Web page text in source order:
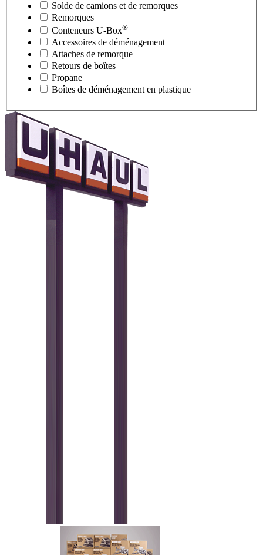
Solde de camions et de remorques
Remorques
Conteneurs U-Box®
Accessoires de déménagement
Attaches de remorque
Retours de boîtes
Propane
Boîtes de déménagement en plastique